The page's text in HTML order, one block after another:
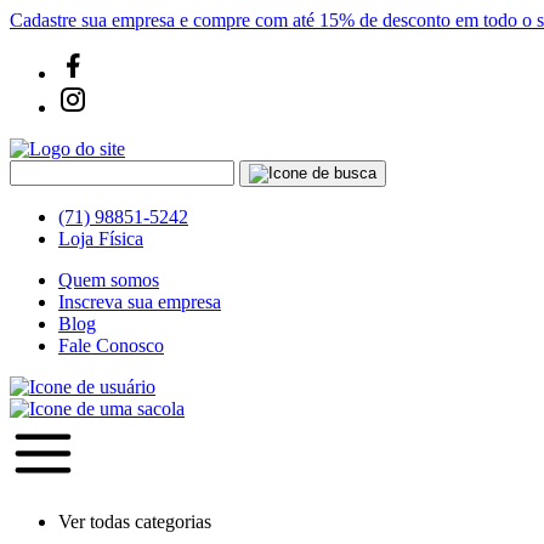
Cadastre sua empresa e compre com até 15% de desconto em todo o
(71) 98851-5242
Loja Física
Quem somos
Inscreva sua empresa
Blog
Fale Conosco
Ver todas categorias